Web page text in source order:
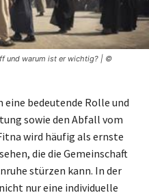
und warum ist er wichtig? | ©
bedeutende Rolle und
sowie den Abfall vom
wird häufig als ernste
die die Gemeinschaft
stürzen kann. In der
nur eine individuelle